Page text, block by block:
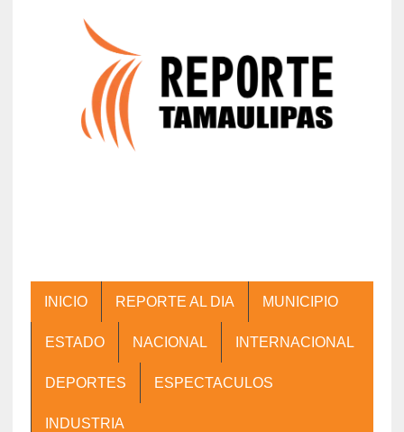
INICIO REPORTE AL DIA MUNICIPIO
ESTADO NACIONAL INTERNACIONAL
DEPORTES ESPECTACULOS
INDUSTRIA